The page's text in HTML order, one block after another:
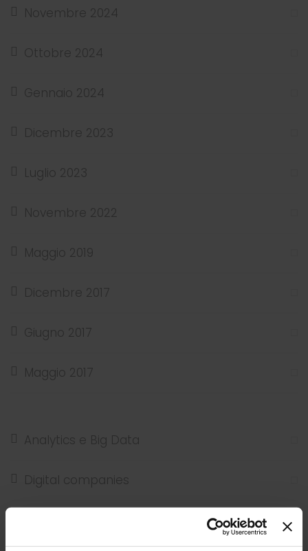
Novembre 2024
Ottobre 2024
Gennaio 2024
Dicembre 2023
Luglio 2023
Novembre 2022
Maggio 2019
Dicembre 2017
Giugno 2017
Maggio 2017
Analytics e Big Data
Digital companies